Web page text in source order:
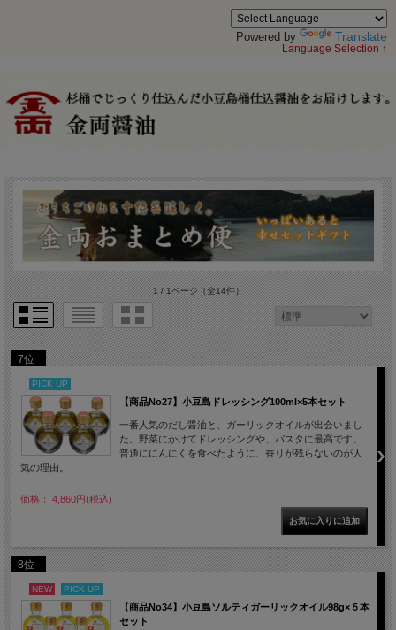
Powered by Translate
Language Selection ↑
1 / 1ページ（全14件）
7位
PICK UP
【商品No27】小豆島ドレッシング100ml×5本セット
一番人気のだし醤油と、ガーリックオイルが出会いまし
た。野菜にかけてドレッシングや、パスタに最高です。
普通ににんにくを食べたように、香りが残らないのが人
気の理由。
価格： 4,860円(税込)
8位
NEW PICK UP
【商品No34】小豆島ソルティガーリックオイル98g×５本
セット